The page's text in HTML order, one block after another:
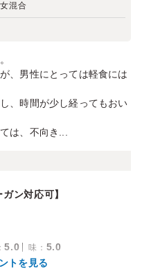
混合
、男性にとっては軽食には
、時間が少し経ってもおい
は、不向き...
ン対応可】
：5.0 味 ： 5.0
トを見る